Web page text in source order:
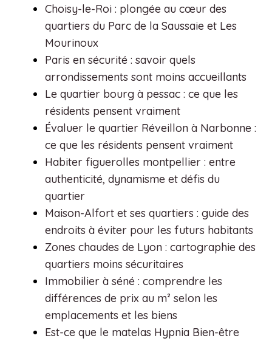
Choisy-le-Roi : plongée au cœur des
quartiers du Parc de la Saussaie et Les
Mourinoux
Paris en sécurité : savoir quels
arrondissements sont moins accueillants
Le quartier bourg à pessac : ce que les
résidents pensent vraiment
Évaluer le quartier Réveillon à Narbonne :
ce que les résidents pensent vraiment
Habiter figuerolles montpellier : entre
authenticité, dynamisme et défis du
quartier
Maison-Alfort et ses quartiers : guide des
endroits à éviter pour les futurs habitants
Zones chaudes de Lyon : cartographie des
quartiers moins sécuritaires
Immobilier à séné : comprendre les
différences de prix au m² selon les
emplacements et les biens
Est-ce que le matelas Hypnia Bien-être